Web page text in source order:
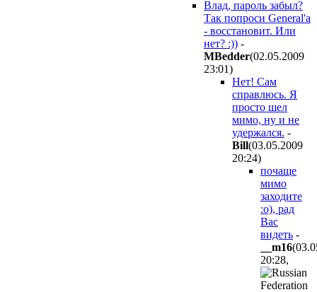
Влад, пароль забыл?
Так попроси General'а
- восстановит. Или
нет? :)) -
MBedder(02.05.2009
23:01)
Нет! Сам
справлюсь. Я
просто шел
мимо, ну и не
удержался. -
Bill(03.05.2009
20:24)
почаще
мимо
заходите
:о), рад
Вас
видеть -
__m16
20:28,